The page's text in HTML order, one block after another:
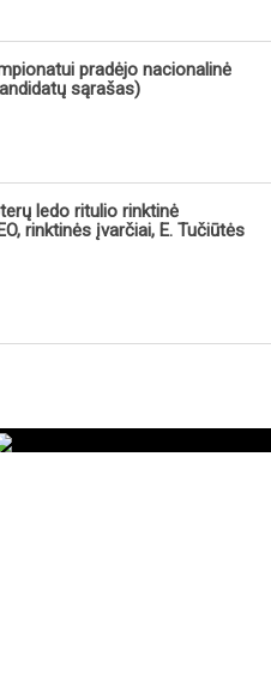
pradėjo nacionalinė
sąrašas)
ledo ritulio rinktinė
rinktinės įvarčiai, E. Tučiūtės